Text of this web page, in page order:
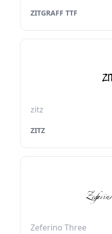
ZITGRAFF TTF
zitz
ZITZ
Zeferino Three